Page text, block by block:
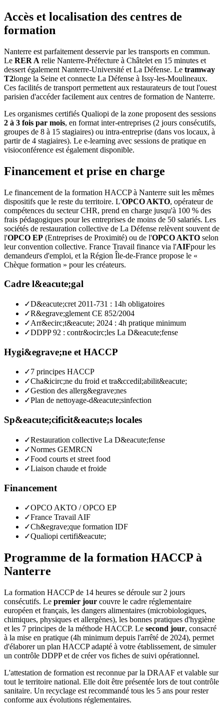
Accès et localisation des centres de
formation
Nanterre est parfaitement desservie par les transports en commun.
Le RER A relie Nanterre-Préfecture à Châtelet en 15 minutes et
dessert également Nanterre-Université et La Défense. Le tramway
T2longe la Seine et connecte La Défense à Issy-les-Moulineaux.
Ces facilités de transport permettent aux restaurateurs de tout l'ouest
parisien d'accéder facilement aux centres de formation de Nanterre.
Les organismes certifiés Qualiopi de la zone proposent des sessions
2 à 3 fois par mois, en format inter-entreprises (2 jours consécutifs,
groupes de 8 à 15 stagiaires) ou intra-entreprise (dans vos locaux, à
partir de 4 stagiaires). Le e-learning avec sessions de pratique en
visioconférence est également disponible.
Financement et prise en charge
Le financement de la formation HACCP à Nanterre suit les mêmes
dispositifs que le reste du territoire. L'OPCO AKTO, opérateur de
compétences du secteur CHR, prend en charge jusqu'à 100 % des
frais pédagogiques pour les entreprises de moins de 50 salariés. Les
sociétés de restauration collective de La Défense relèvent souvent de
l'OPCO EP (Entreprises de Proximité) ou de l'OPCO AKTO selon
leur convention collective. France Travail finance via l'AIFpour les
demandeurs d'emploi, et la Région Île-de-France propose le «
Chèque formation » pour les créateurs.
Cadre l&eacute;gal
✓D&eacute;cret 2011-731 : 14h obligatoires
✓R&egrave;glement CE 852/2004
✓Arr&ecirc;t&eacute; 2024 : 4h pratique minimum
✓DDPP 92 : contr&ocirc;les La D&eacute;fense
Hygi&egrave;ne et HACCP
✓7 principes HACCP
✓Cha&icirc;ne du froid et tra&ccedil;abilit&eacute;
✓Gestion des allerg&egrave;nes
✓Plan de nettoyage-d&eacute;sinfection
Sp&eacute;cificit&eacute;s locales
✓Restauration collective La D&eacute;fense
✓Normes GEMRCN
✓Food courts et street food
✓Liaison chaude et froide
Financement
✓OPCO AKTO / OPCO EP
✓France Travail AIF
✓Ch&egrave;que formation IDF
✓Qualiopi certifi&eacute;
Programme de la formation HACCP à
Nanterre
La formation HACCP de 14 heures se déroule sur 2 jours
consécutifs. Le premier jour couvre le cadre réglementaire
européen et français, les dangers alimentaires (microbiologiques,
chimiques, physiques et allergènes), les bonnes pratiques d'hygiène
et les 7 principes de la méthode HACCP. Le second jour, consacré
à la mise en pratique (4h minimum depuis l'arrêté de 2024), permet
d'élaborer un plan HACCP adapté à votre établissement, de simuler
un contrôle DDPP et de créer vos fiches de suivi opérationnel.
L'attestation de formation est reconnue par la DRAAF et valable sur
tout le territoire national. Elle doit être présentée lors de tout contrôle
sanitaire. Un recyclage est recommandé tous les 5 ans pour rester
conforme aux évolutions réglementaires.